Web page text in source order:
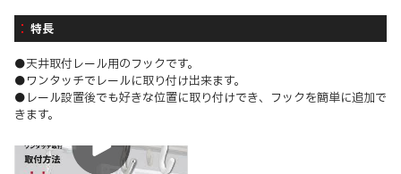
特長
●天井取付レール用のフックです。
●ワンタッチでレールに取り付け出来ます。
●レール設置後でも好きな位置に取り付けでき、フックを簡単に追加で
きます。
取付